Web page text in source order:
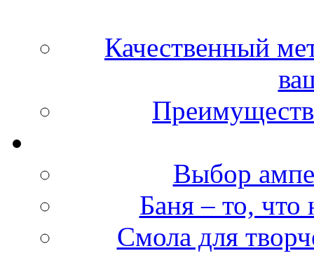
Качественный
Выбор
Баня – то,
Смола для